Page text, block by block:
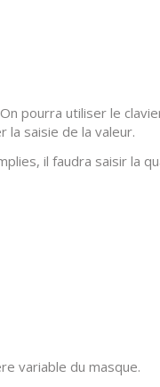
pourra utiliser le
la saisie de la valeur.
il faudra saisir la
variable du masque.